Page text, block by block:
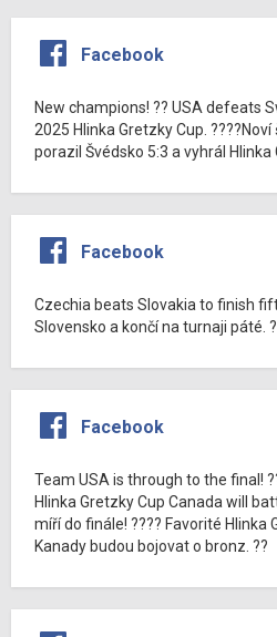
Facebook
New champions! ?? USA defeats
2025 Hlinka Gretzky Cup.
porazil Švédsko 5:3 a vyhrál Hlinka
Facebook
Czechia beats Slovakia to finish
Slovensko a končí na turnaji páté.
Facebook
Team USA is through to the final!
Hlinka Gretzky Cup Canada will
míří do finále! ???? Favorité Hlinka
Kanady budou bojovat o bronz. ??